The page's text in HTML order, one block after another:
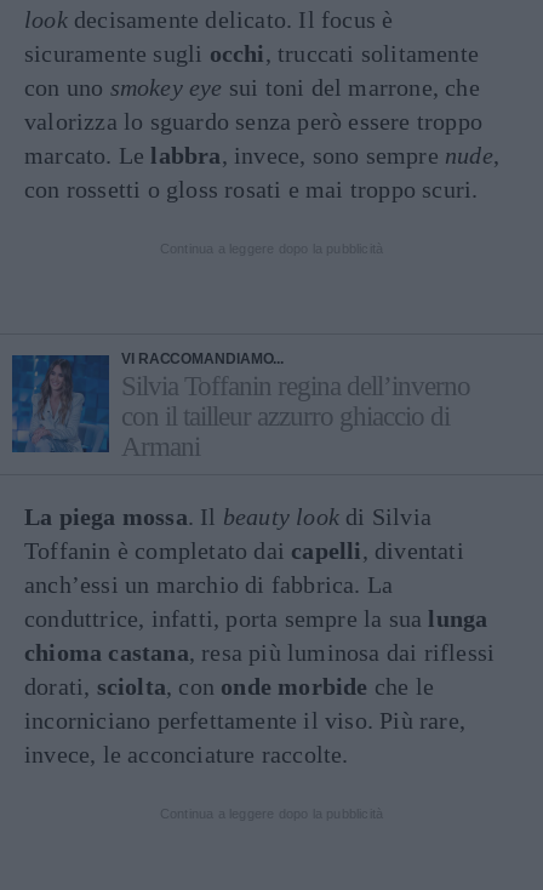
lookdecisamente delicato. Il focus è
sicuramente sugli occhi, truccati solitamente
con uno smokey eye sui toni del marrone, che
valorizza lo sguardo senza però essere troppo
marcato. Le labbra, invece, sono sempre nude,
con rossetti o gloss rosati e mai troppo scuri.
VI RACCOMANDIAMO...
Silvia Toffanin regina dell’inverno
con il tailleur azzurro ghiaccio di
Armani
La piega mossa. Il beauty look di Silvia
Toffanin è completato dai capelli, diventati
anch’essi un marchio di fabbrica. La
conduttrice, infatti, porta sempre la sua lunga
chioma castana, resa più luminosa dai riflessi
dorati, sciolta, con onde morbide che le
incorniciano perfettamente il viso. Più rare,
invece, le acconciature raccolte.